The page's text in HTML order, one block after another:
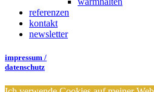
referenzen
kontakt
newsletter
impressum /
datenschutz